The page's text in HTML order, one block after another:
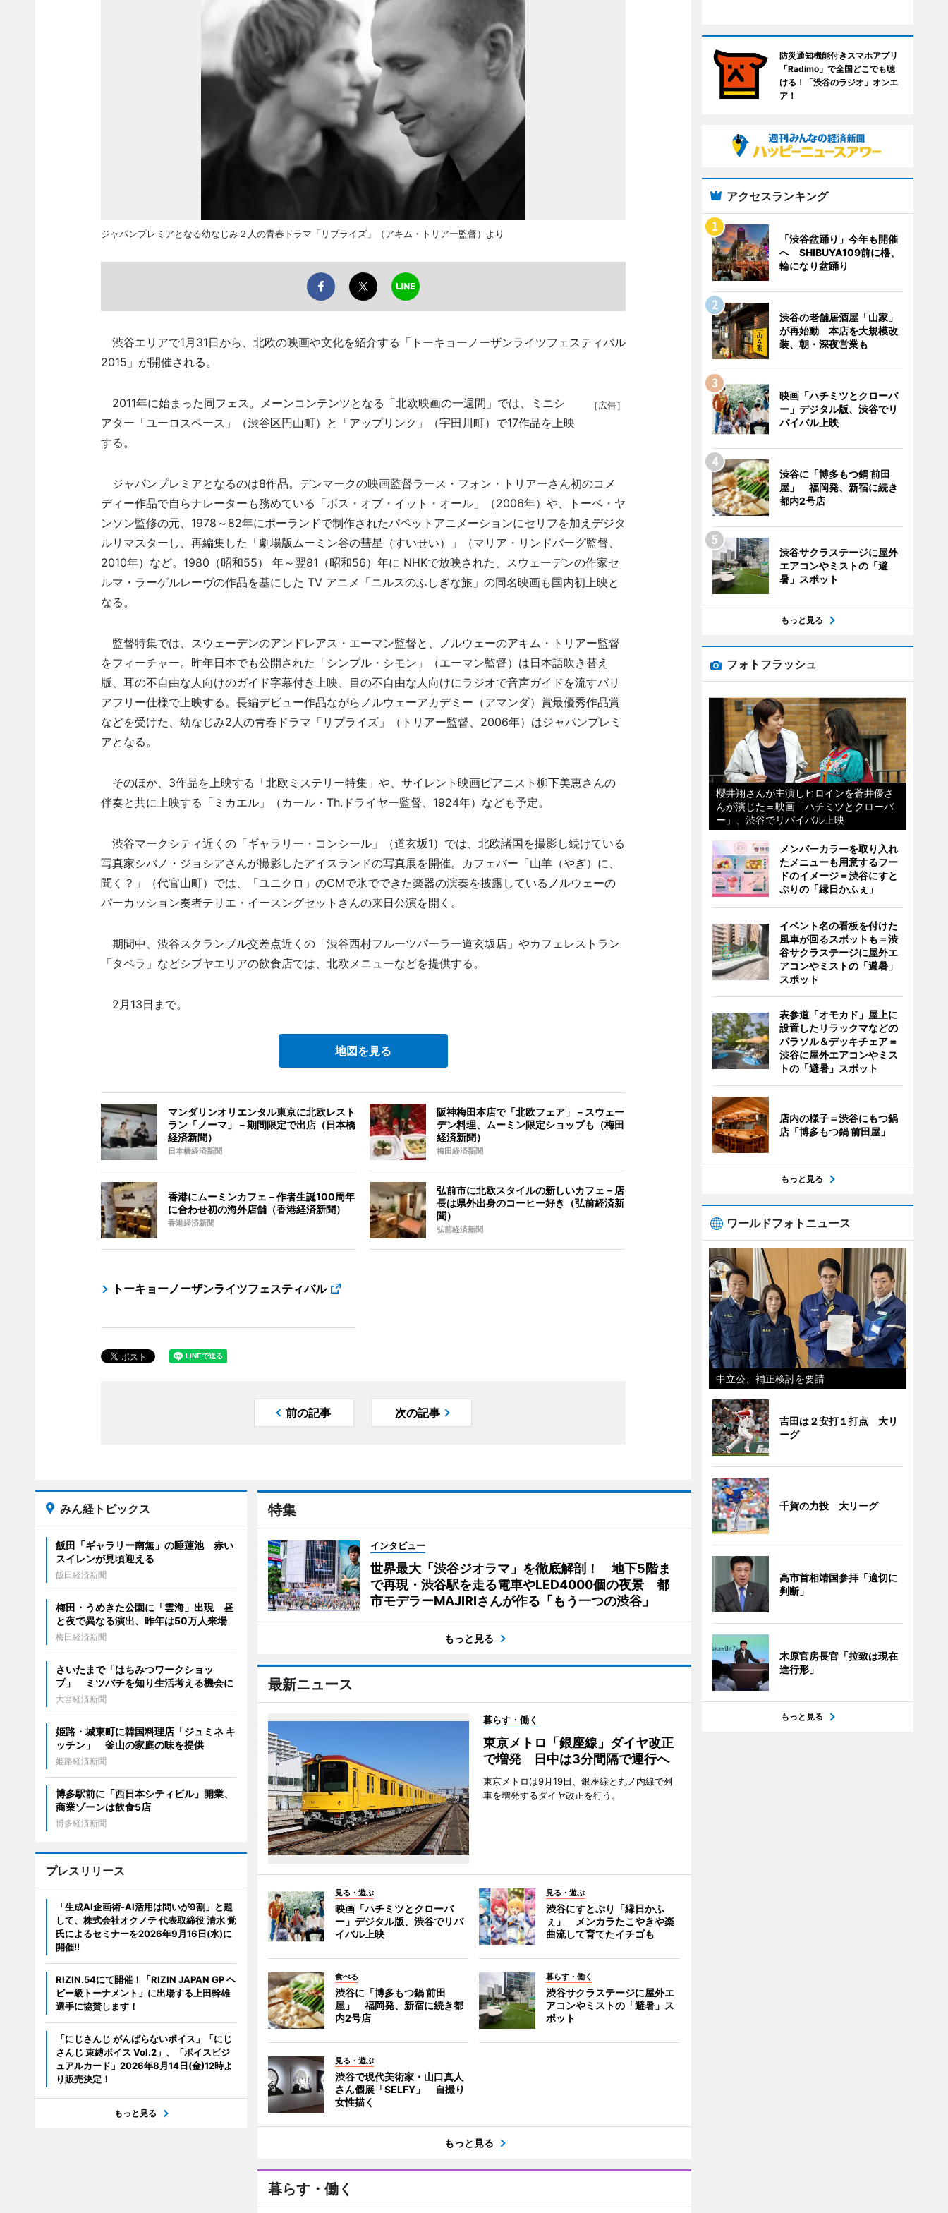
ジャパンプレミアとなる幼なじみ２人の青春ドラマ「リプライズ」（アキム・トリアー監督）より
渋谷エリアで1月31日から、北欧の映画や文化を紹介する「トーキョーノーザンライツフェスティバル
2015」が開催される。
［広告］
2011年に始まった同フェス。メーンコンテンツとなる「北欧映画の一週間」では、ミニシ
アター「ユーロスペース」（渋谷区円山町）と「アップリンク」（宇田川町）で17作品を上映
する。
ジャパンプレミアとなるのは8作品。デンマークの映画監督ラース・フォン・トリアーさん初のコメ
ディー作品で自らナレーターも務めている「ボス・オブ・イット・オール」（2006年）や、トーベ・ヤ
ンソン監修の元、1978～82年にポーランドで制作されたパペットアニメーションにセリフを加えデジタ
ルリマスターし、再編集した「劇場版ムーミン谷の彗星（すいせい）」（マリア・リンドバーグ監督、
2010年）など。1980（昭和55） 年～翌81（昭和56）年に NHKで放映された、スウェーデンの作家セ
ルマ・ラーゲルレーヴの作品を基にした TV アニメ「ニルスのふしぎな旅」の同名映画も国内初上映と
なる。
監督特集では、スウェーデンのアンドレアス・エーマン監督と、ノルウェーのアキム・トリアー監督
をフィーチャー。昨年日本でも公開された「シンプル・シモン」（エーマン監督）は日本語吹き替え
版、耳の不自由な人向けのガイド字幕付き上映、目の不自由な人向けにラジオで音声ガイドを流すバリ
アフリー仕様で上映する。長編デビュー作品ながらノルウェーアカデミー（アマンダ）賞最優秀作品賞
などを受けた、幼なじみ2人の青春ドラマ「リプライズ」（トリアー監督、2006年）はジャパンプレミ
アとなる。
そのほか、3作品を上映する「北欧ミステリー特集」や、サイレント映画ピアニスト柳下美恵さんの
伴奏と共に上映する「ミカエル」（カール・Th.ドライヤー監督、1924年）なども予定。
渋谷マークシティ近くの「ギャラリー・コンシール」（道玄坂1）では、北欧諸国を撮影し続けている
写真家シバノ・ジョシアさんが撮影したアイスランドの写真展を開催。カフェバー「山羊（やぎ）に、
聞く？」（代官山町）では、「ユニクロ」のCMで氷でできた楽器の演奏を披露しているノルウェーの
パーカッション奏者テリエ・イースングセットさんの来日公演を開く。
期間中、渋谷スクランブル交差点近くの「渋谷西村フルーツパーラー道玄坂店」やカフェレストラン
「タベラ」などシブヤエリアの飲食店では、北欧メニューなどを提供する。
2月13日まで。
地図を見る
マンダリンオリエンタル東京に北欧レスト
ラン「ノーマ」－期間限定で出店（日本橋
経済新聞）
日本橋経済新聞
阪神梅田本店で「北欧フェア」－スウェー
デン料理、ムーミン限定ショップも（梅田
経済新聞）
梅田経済新聞
香港にムーミンカフェ－作者生誕100周年
に合わせ初の海外店舗（香港経済新聞）
香港経済新聞
弘前市に北欧スタイルの新しいカフェ－店
長は県外出身のコーヒー好き（弘前経済新
聞）
弘前経済新聞
トーキョーノーザンライツフェスティバル
前の記事 次の記事
特集
インタビュー
世界最大「渋谷ジオラマ」を徹底解剖！ 地下5階ま
で再現・渋谷駅を走る電車やLED4000個の夜景 都
市モデラーMAJIRIさんが作る「もう一つの渋谷」
もっと見る
最新ニュース
暮らす・働く
東京メトロ「銀座線」ダイヤ改正
で増発 日中は3分間隔で運行へ
東京メトロは9月19日、銀座線と丸ノ内線で列
車を増発するダイヤ改正を行う。
見る・遊ぶ
映画「ハチミツとクローバ
ー」デジタル版、渋谷でリバ
イバル上映
見る・遊ぶ
渋谷にすとぷり「縁日かふ
ぇ」 メンカラたこやきや楽
曲流して育てたイチゴも
食べる
渋谷に「博多もつ鍋 前田
屋」 福岡発、新宿に続き都
内2号店
暮らす・働く
渋谷サクラステージに屋外エ
アコンやミストの「避暑」ス
ポット
見る・遊ぶ
渋谷で現代美術家・山口真人
さん個展「SELFY」 自撮り
女性描く
もっと見る
暮らす・働く
みん経トピックス
飯田「ギャラリー南無」の睡蓮池 赤い
スイレンが見頃迎える
飯田経済新聞
梅田・うめきた公園に「雲海」出現 昼
と夜で異なる演出、昨年は50万人来場
梅田経済新聞
さいたまで「はちみつワークショッ
プ」 ミツバチを知り生活考える機会に
大宮経済新聞
姫路・城東町に韓国料理店「ジュミネ キ
ッチン」 釜山の家庭の味を提供
姫路経済新聞
博多駅前に「西日本シティビル」開業、
商業ゾーンは飲食5店
博多経済新聞
プレスリリース
「生成AI企画術-AI活用は問いが9割」と題
して、株式会社オクノテ 代表取締役 清水 覚
氏によるセミナーを2026年9月16日(水)に
開催!!
RIZIN.54にて開催！「RIZIN JAPAN GP ヘ
ビー級トーナメント」に出場する上田幹雄
選手に協賛します！
「にじさんじ がんばらないボイス」「にじ
さんじ 束縛ボイス Vol.2」、「ボイスビジ
ュアルカード」2026年8月14日(金)12時よ
り販売決定！
もっと見る
防災通知機能付きスマホアプリ
「Radimo」で全国どこでも聴
ける！「渋谷のラジオ」オンエ
ア！
アクセスランキング
「渋谷盆踊り」今年も開催
へ SHIBUYA109前に櫓、
輪になり盆踊り
渋谷の老舗居酒屋「山家」
が再始動 本店を大規模改
装、朝・深夜営業も
映画「ハチミツとクローバ
ー」デジタル版、渋谷でリ
バイバル上映
渋谷に「博多もつ鍋 前田
屋」 福岡発、新宿に続き
都内2号店
渋谷サクラステージに屋外
エアコンやミストの「避
暑」スポット
もっと見る
フォトフラッシュ
櫻井翔さんが主演しヒロインを蒼井優さ
んが演じた＝映画「ハチミツとクローバ
ー」、渋谷でリバイバル上映
メンバーカラーを取り入れ
たメニューも用意するフー
ドのイメージ＝渋谷にすと
ぷりの「縁日かふぇ」
イベント名の看板を付けた
風車が回るスポットも＝渋
谷サクラステージに屋外エ
アコンやミストの「避暑」
スポット
表参道「オモカド」屋上に
設置したリラックマなどの
パラソル＆デッキチェア＝
渋谷に屋外エアコンやミス
トの「避暑」スポット
店内の様子＝渋谷にもつ鍋
店「博多もつ鍋 前田屋」
もっと見る
ワールドフォトニュース
中立公、補正検討を要請
吉田は２安打１打点 大リ
ーグ
千賀の力投 大リーグ
高市首相靖国参拝「適切に
判断」
木原官房長官「拉致は現在
進行形」
もっと見る